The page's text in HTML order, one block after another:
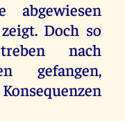
abgewiesen
Doch so
nach
gefangen,